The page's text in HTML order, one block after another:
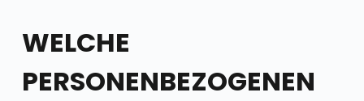
WELCHE
PERSONENBEZOGENEN